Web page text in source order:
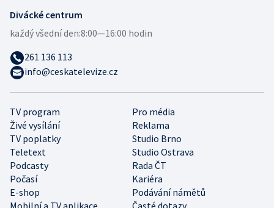
TV program
Pro média
Živé vysílání
Reklama
TV poplatky
Studio Brno
Teletext
Studio Ostrava
Podcasty
Rada ČT
Počasí
Kariéra
E-shop
Podávání námětů
Divácké centrum
každý všední den:8:00—16:00 hodin
261 136 113
info@ceskatelevize.cz